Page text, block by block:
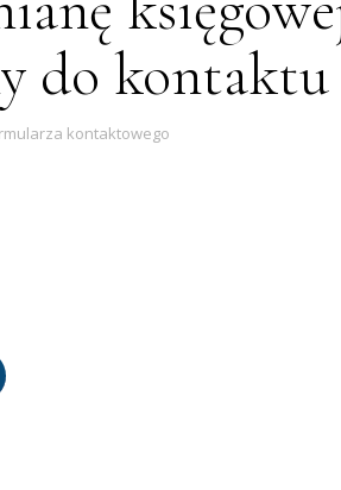
do kontaktu
kontaktowego